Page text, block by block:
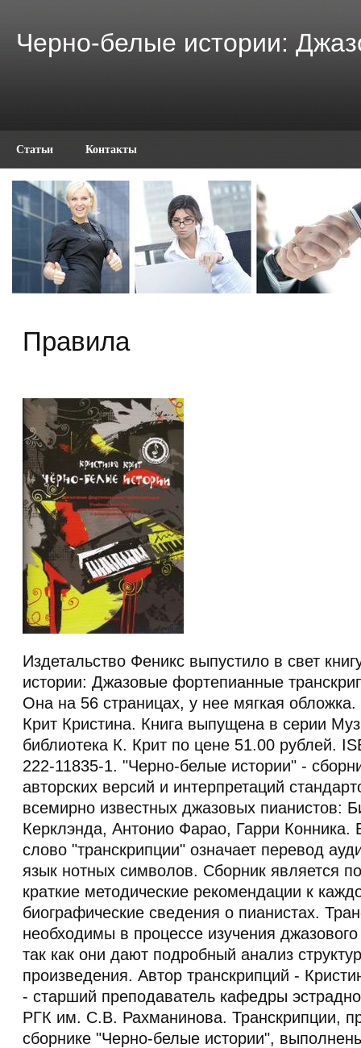
Черно-белые истории:
Статьи Контакты
Правила
Издетальство Феникс выпустило в свет
истории: Джазовые фортепианные
Она на 56 страницах, у нее мягкая
Крит Кристина. Книга выпущена в серии
библиотека К. Крит по цене 51.00 рублей.
222-11835-1. "Черно-белые истории" -
авторских версий и интерпретаций
всемирно известных джазовых пианистов:
Керклэнда, Антонио Фарао, Гарри Конника.
слово "транскрипции" означает перевод
язык нотных символов. Сборник является
краткие методические рекомендации к
биографические сведения о пианистах.
необходимы в процессе изучения
так как они дают подробный анализ
произведения. Автор транскрипций -
- старший преподаватель кафедры
РГК им. С.В. Рахманинова. Транскрипции,
сборнике "Черно-белые истории",